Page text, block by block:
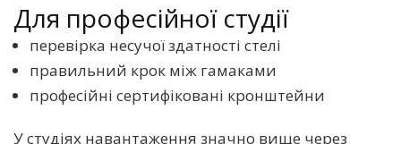
Для професійної студії
перевірка несучої здатності стелі
правильний крок між гамаками
професійні сертифіковані кронштейни
У студіях навантаження значно вище через